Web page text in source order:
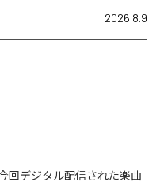
2026.8.9
回デジタル配信された楽曲